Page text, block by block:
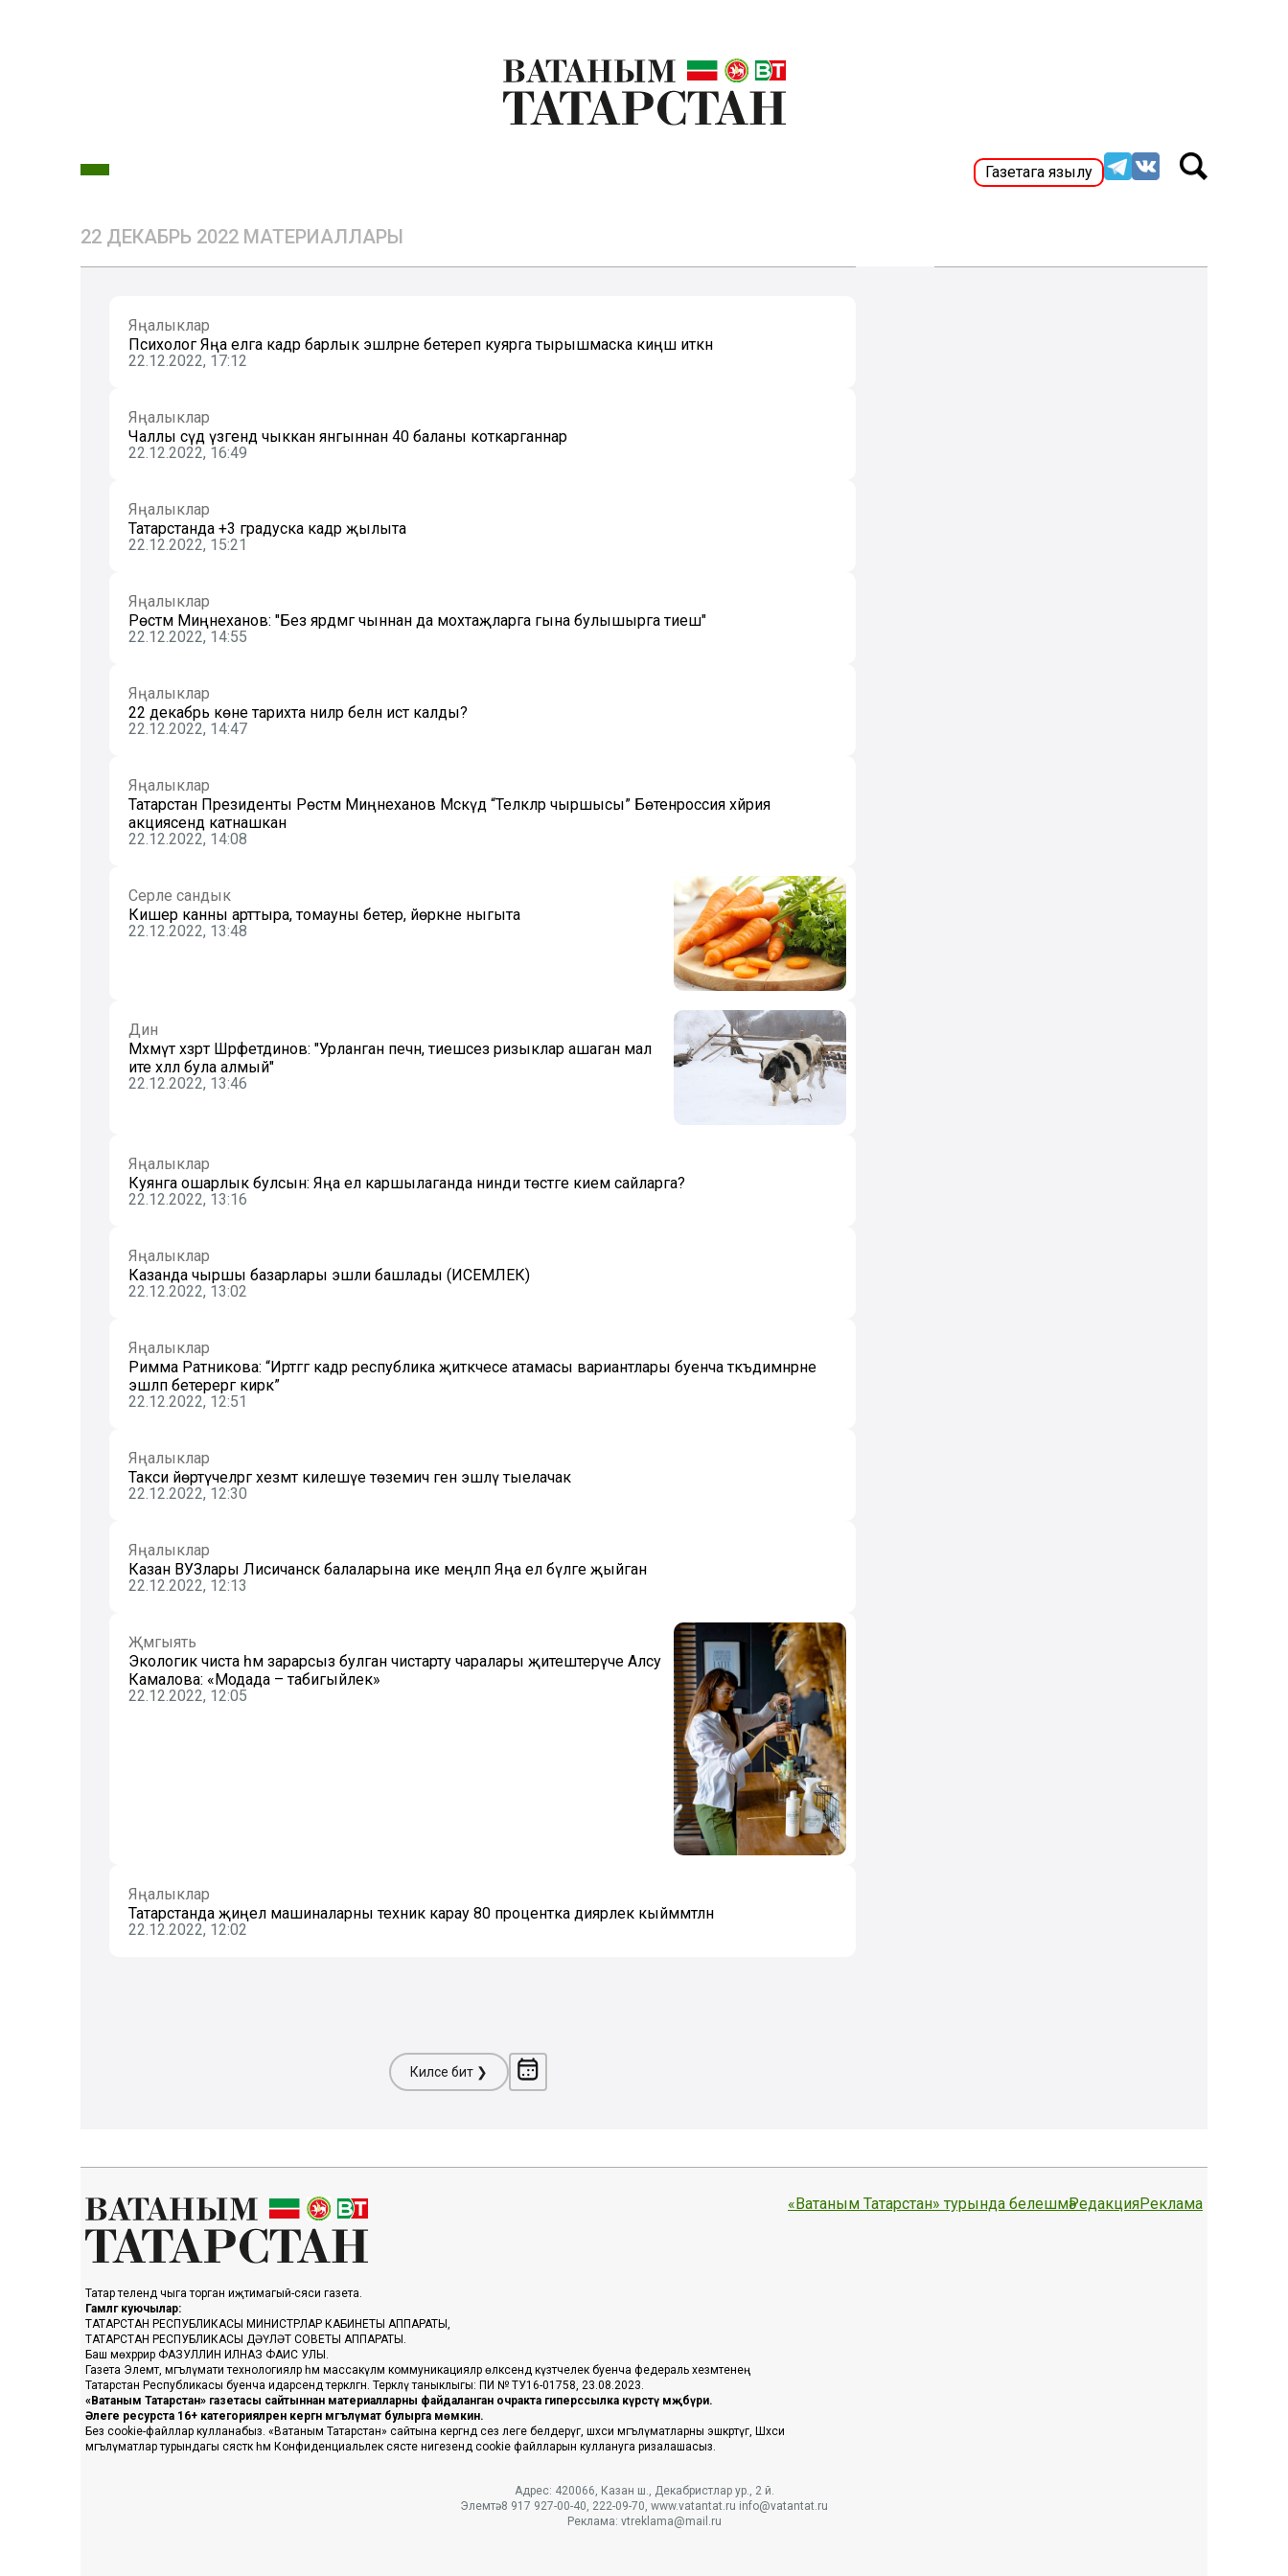
Газетага язылу
22 ДЕКАБРЬ 2022 МАТЕРИАЛЛАРЫ
Яңалыклар
Психолог Яңа елга кадәр барлык эшләрне бетереп куярга тырышмаска киңәш иткән
22.12.2022, 17:12
Яңалыклар
Чаллы сәүдә үзәгендә чыккан янгыннан 40 баланы коткарганнар
22.12.2022, 16:49
Яңалыклар
Татарстанда +3 градуска кадәр җылыта
22.12.2022, 15:21
Яңалыклар
Рөстәм Миңнеханов: "Без ярдәмгә чыннан да мохтаҗларга гына булышырга тиеш"
22.12.2022, 14:55
Яңалыклар
22 декабрь көне тарихта ниләр белән истә калды?
22.12.2022, 14:47
Яңалыклар
Татарстан Президенты Рөстәм Миңнеханов Мәскәүдә “Теләкләр чыршысы” Бөтенроссия хәйрия
акциясендә катнашкан
22.12.2022, 14:08
Серле сандык
Кишер канны арттыра, томауны бетерә, йөрәкне ныгыта
22.12.2022, 13:48
Дин
Мәхмүт хәзрәт Шәрәфетдинов: "Урланган печән, тиешсез ризыклар ашаган мал
ите хәләл була алмый"
22.12.2022, 13:46
Яңалыклар
Куянга ошарлык булсын: Яңа ел каршылаганда нинди төстәге кием сайларга?
22.12.2022, 13:16
Яңалыклар
Казанда чыршы базарлары эшли башлады (ИСЕМЛЕК)
22.12.2022, 13:02
Яңалыклар
Римма Ратникова: “Иртәгәгә кадәр республика җитәкчесе атамасы вариантлары буенча тәкъдимнәрне
эшләп бетерергә кирәк”
22.12.2022, 12:51
Яңалыклар
Такси йөртүчеләргә хезмәт килешүе төземичә генә эшләү тыелачак
22.12.2022, 12:30
Яңалыклар
Казан ВУЗлары Лисичанск балаларына ике меңләп Яңа ел бүләге җыйган
22.12.2022, 12:13
Җәмгыять
Экологик чиста һәм зарарсыз булган чистарту чаралары җитештерүче Алсу
Камалова: «Модада – табигыйлек»
22.12.2022, 12:05
Яңалыклар
Татарстанда җиңел машиналарны техник карау 80 процентка диярлек кыйммәтләнә
22.12.2022, 12:02
Киләсе бит ❯
Татар телендә чыга торган иҗтимагый-сәяси газета.
Гамәлгә куючылар:
ТАТАРСТАН РЕСПУБЛИКАСЫ МИНИСТРЛАР КАБИНЕТЫ АППАРАТЫ,
ТАТАРСТАН РЕСПУБЛИКАСЫ ДӘҮЛӘТ СОВЕТЫ АППАРАТЫ.
Баш мөхәррир ФАЗУЛЛИН ИЛНАЗ ФАИС УЛЫ.
Газета Элемтә, мәгълүмати технологияләр һәм массакүләм коммуникацияләр өлкәсендә күзәтчелек буенча федераль хезмәтенең
Татарстан Республикасы буенча идарәсендә теркәлгән. Теркәлү таныклыгы: ПИ № ТУ16-01758, 23.08.2023.
«Ватаным Татарстан» газетасы сайтыннан материалларны файдаланган очракта гиперссылка күрсәтү мәҗбүри.
Әлеге ресурста 16+ категорияләренә кергән мәгълүмат булырга мөмкин.
Без cookie-файллар кулланабыз. «Ватаным Татарстан» сайтына кергәндә сез әлеге белдерүгә, шәхси мәгълүматларны эшкәртүгә, Шәхси
мәгълүматлар турындагы сәясәткә һәм Конфиденциальлек сәясәте нигезендә cookie файлларын куллануга ризалашасыз.
«Ватаным Татарстан» турында белешмәРедакцияРеклама
Адрес: 420066, Казан ш., Декабристлар ур., 2 й.
Элемтә: 8 917 927-00-40, 222-09-70, www.vatantat.ru info@vatantat.ru
Реклама: vtreklama@mail.ru